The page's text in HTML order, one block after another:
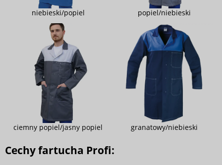
niebieski/popiel popiel/niebieski
ciemny popiel/jasny popiel granatowy/niebieski
Cechy fartucha Profi: